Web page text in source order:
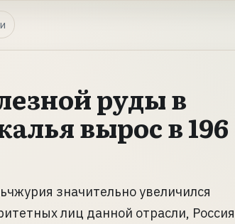
руды в
вырос в 196
значительно увеличился
лиц данной отрасли, Россия